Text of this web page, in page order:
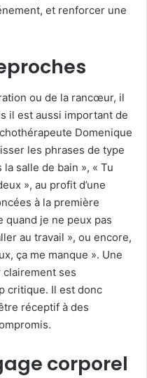
et renforcer une
ou de la rancœur, il
il est aussi important de
Domenique
les phrases de type
salle de bain », « Tu
», au profit d’une
à la première
quand je ne peux pas
au travail », ou encore,
ça me manque ». Une
clairement ses
critique. Il est donc
réceptif à des
corporel